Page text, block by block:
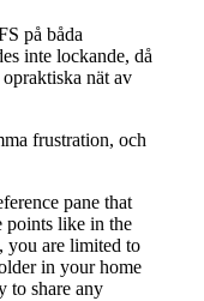
på båda
inte lockande, då
nät av
frustration, och
pane that
points like in the
you are limited to
in your home
to share any